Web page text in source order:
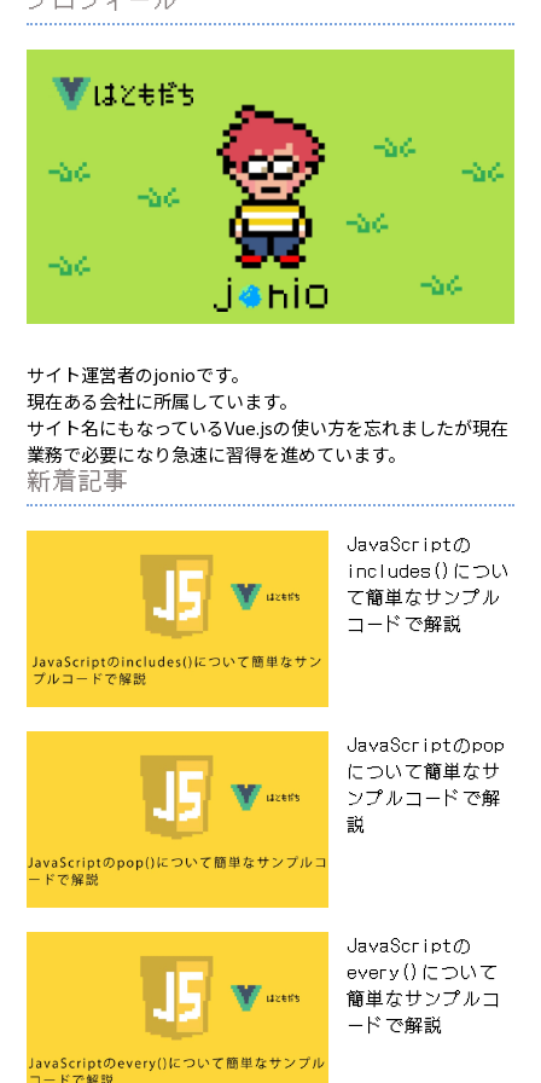
サイト運営者のjonioです。
現在ある会社に所属しています。
サイト名にもなっているVue.jsの使い方を忘れましたが現在
業務で必要になり急速に習得を進めています。
新着記事
JavaScriptの
includes()につい
て簡単なサンプル
コードで解説
JavaScriptのpop
について簡単なサ
ンプルコードで解
説
JavaScriptの
every()について
簡単なサンプルコ
ードで解説